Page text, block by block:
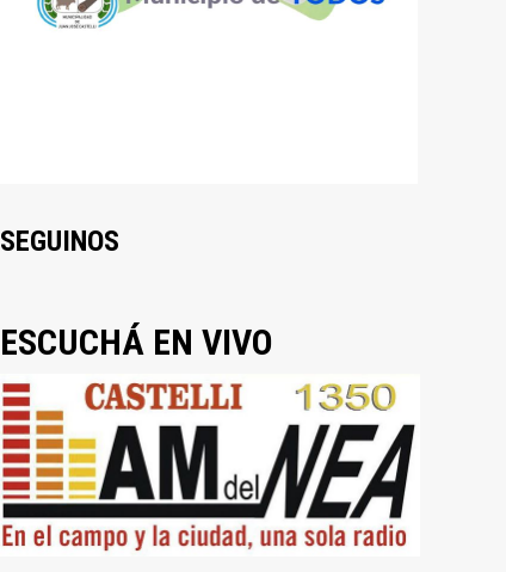
SEGUINOS
ESCUCHÁ EN VIVO